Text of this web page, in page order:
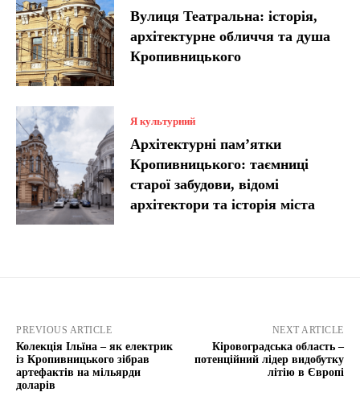
Вулиця Театральна: історія,
архітектурне обличчя та душа
Кропивницького
Я культурний
Архітектурні пам’ятки
Кропивницького: таємниці
старої забудови, відомі
архітектори та історія міста
PREVIOUS ARTICLE
Колекція Ільїна – як електрик
із Кропивницького зібрав
артефактів на мільярди
доларів
NEXT ARTICLE
Кіровоградська область –
потенційний лідер видобутку
літію в Європі